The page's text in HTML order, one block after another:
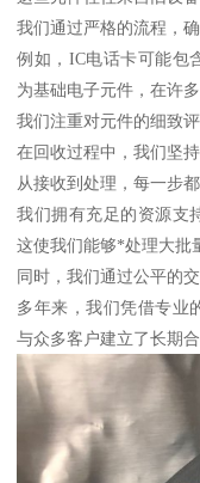
我们通过严格的流程，
例如，IC电话卡可能包
为基础电子元件，在许
我们注重对元件的细致
在回收过程中，我们坚
从接收到处理，每一步
我们拥有充足的资源支
这使我们能够*处理大批
同时，我们通过公平的
多年来，我们凭借专业
与众多客户建立了长期合